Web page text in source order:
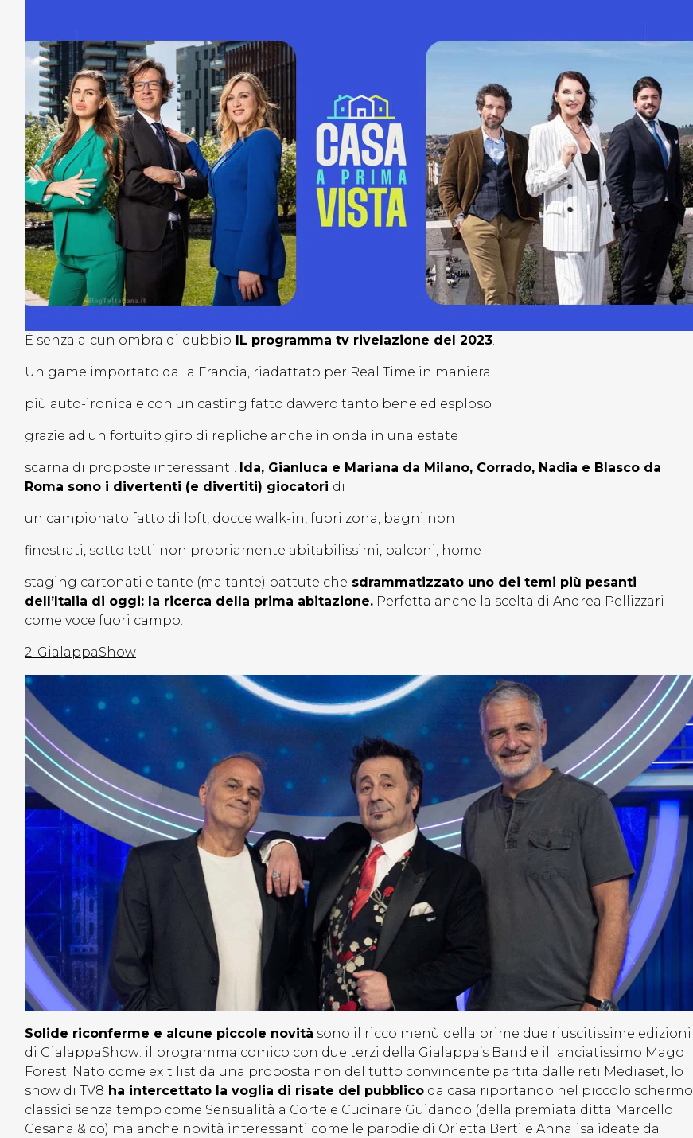
È senza alcun ombra di dubbio IL programma tv rivelazione del 2023.
Un game importato dalla Francia, riadattato per Real Time in maniera
più auto-ironica e con un casting fatto davvero tanto bene ed esploso
grazie ad un fortuito giro di repliche anche in onda in una estate
scarna di proposte interessanti. Ida, Gianluca e Mariana da Milano, Corrado, Nadia e Blasco da
Roma sono i divertenti (e divertiti) giocatori di
un campionato fatto di loft, docce walk-in, fuori zona, bagni non
finestrati, sotto tetti non propriamente abitabilissimi, balconi, home
staging cartonati e tante (ma tante) battute che sdrammatizzato uno dei temi più pesanti
dell’Italia di oggi: la ricerca della prima abitazione. Perfetta anche la scelta di Andrea Pellizzari
come voce fuori campo.
2. GialappaShow
Solide riconferme e alcune piccole novità sono il ricco menù della prime due riuscitissime edizioni
di GialappaShow: il programma comico con due terzi della Gialappa’s Band e il lanciatissimo Mago
Forest. Nato come exit list da una proposta non del tutto convincente partita dalle reti Mediaset, lo
show di TV8 ha intercettato la voglia di risate del pubblico da casa riportando nel piccolo schermo
classici senza tempo come Sensualità a Corte e Cucinare Guidando (della premiata ditta Marcello
Cesana & co) ma anche novità interessanti come le parodie di Orietta Berti e Annalisa ideate da